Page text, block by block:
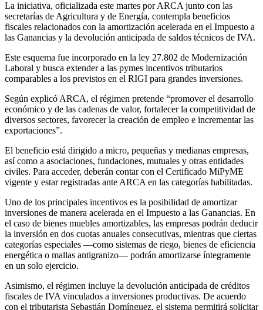
La iniciativa, oficializada este martes por ARCA junto con las
secretarías de Agricultura y de Energía, contempla beneficios
fiscales relacionados con la amortización acelerada en el Impuesto a
las Ganancias y la devolución anticipada de saldos técnicos de IVA.
Este esquema fue incorporado en la ley 27.802 de Modernización
Laboral y busca extender a las pymes incentivos tributarios
comparables a los previstos en el RIGI para grandes inversiones.
Según explicó ARCA, el régimen pretende “promover el desarrollo
económico y de las cadenas de valor, fortalecer la competitividad de
diversos sectores, favorecer la creación de empleo e incrementar las
exportaciones”.
El beneficio está dirigido a micro, pequeñas y medianas empresas,
así como a asociaciones, fundaciones, mutuales y otras entidades
civiles. Para acceder, deberán contar con el Certificado MiPyME
vigente y estar registradas ante ARCA en las categorías habilitadas.
Uno de los principales incentivos es la posibilidad de amortizar
inversiones de manera acelerada en el Impuesto a las Ganancias. En
el caso de bienes muebles amortizables, las empresas podrán deducir
la inversión en dos cuotas anuales consecutivas, mientras que ciertas
categorías especiales —como sistemas de riego, bienes de eficiencia
energética o mallas antigranizo— podrán amortizarse íntegramente
en un solo ejercicio.
Asimismo, el régimen incluye la devolución anticipada de créditos
fiscales de IVA vinculados a inversiones productivas. De acuerdo
con el tributarista Sebastián Domínguez, el sistema permitirá solicitar